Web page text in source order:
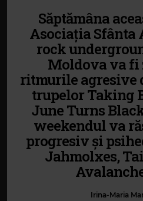
Săptămâna
Asociația Sfânta
rock
Moldova va fi
ritmurile agresive
trupelor Taking
June Turns
weekendul va
progresiv și
Jahmolxes,
Irina-Maria